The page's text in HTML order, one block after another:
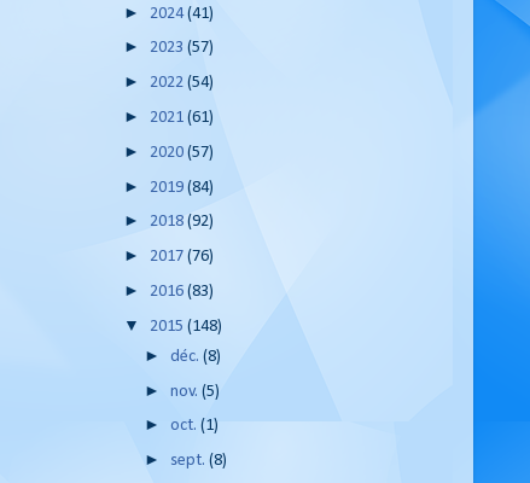
► 2024(41)
► 2023 (57)
► 2022 (54)
► 2021 (61)
► 2020 (57)
► 2019 (84)
► 2018 (92)
► 2017 (76)
► 2016 (83)
▼ 2015 (148)
►déc.(8)
►nov.(5)
► oct.(1)
► sept.(8)